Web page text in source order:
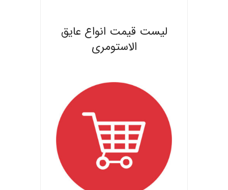
لیست قیمت انواع عایق
الاستومری